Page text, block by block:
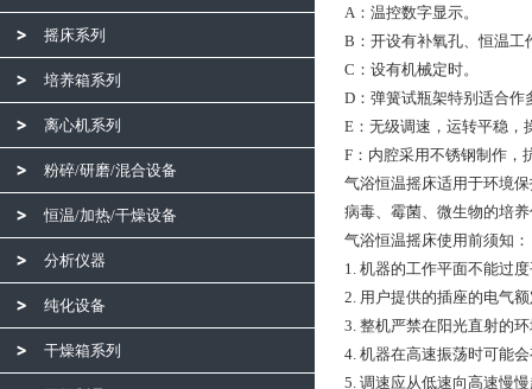
摇床系列
培养箱系列
离心机系列
粉碎/研磨/混合设备
恒温/加热/干燥设备
分析仪器
纯化设备
干燥箱系列
A：温控数字显示。
B：开设有补氧孔、恒温工
C：设有机械定时。
D：弹簧试瓶架特别适合
E：无级调速，运转平稳，
F：内腔采用不锈钢制作，
气浴恒温摇床适用于环境
病毒、霉菌、微生物的培
气浴恒温摇床使用前须知：
1. 机器的工作平面不能过
2. 用户提供的插座的电气
3. 整机严禁在阳光直射的
4. 机器在高速振荡时可能
5. 调速应从低速向高速慢